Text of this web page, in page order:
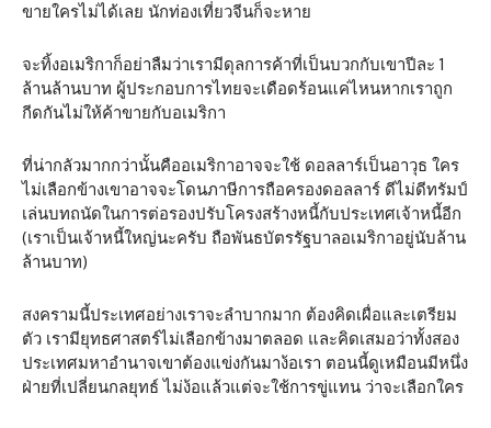
ขายใครไม่ได้เลย นักท่องเที่ยวจีนก็จะหาย
จะทิ้งอเมริกาก็อย่าลืมว่าเรามีดุลการค้าที่เป็นบวกกับเขาปีละ 1
ล้านล้านบาท ผู้ประกอบการไทยจะเดือดร้อนแค่ไหนหากเราถูก
กีดกันไม่ให้ค้าขายกับอเมริกา
ที่น่ากลัวมากกว่านั้นคืออเมริกาอาจจะใช้ ดอลลาร์เป็นอาวุธ ใคร
ไม่เลือกข้างเขาอาจจะโดนภาษีการถือครองดอลลาร์ ดีไม่ดีทรัมป์
เล่นบทถนัดในการต่อรองปรับโครงสร้างหนี้กับประเทศเจ้าหนี้อีก
(เราเป็นเจ้าหนี้ใหญ่นะครับ ถือพันธบัตรรัฐบาลอเมริกาอยู่นับล้าน
ล้านบาท)
สงครามนี้ประเทศอย่างเราจะลำบากมาก ต้องคิดเผื่อและเตรียม
ตัว เรามียุทธศาสตร์ไม่เลือกข้างมาตลอด และคิดเสมอว่าทั้งสอง
ประเทศมหาอำนาจเขาต้องแข่งกันมาง้อเรา ตอนนี้ดูเหมือนมีหนึ่ง
ฝ่ายที่เปลี่ยนกลยุทธ์ ไม่ง้อแล้วแต่จะใช้การขู่แทน ว่าจะเลือกใคร